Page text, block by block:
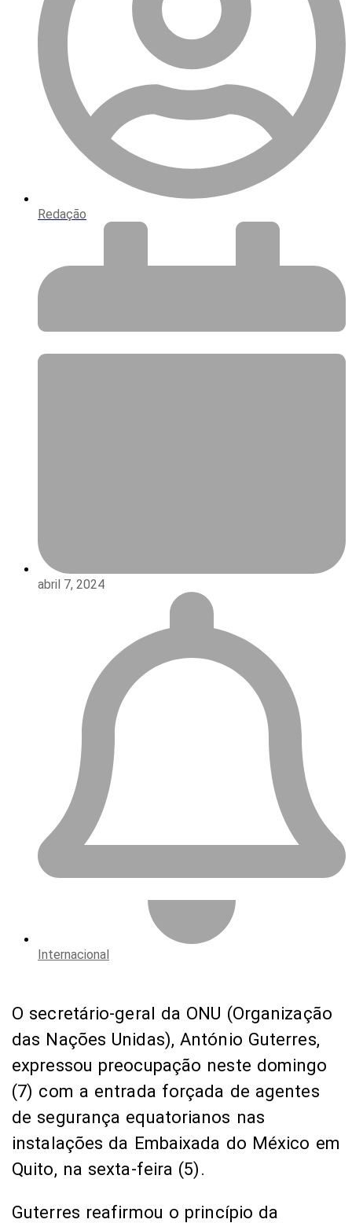
Redação
abril 7, 2024
Internacional
O secretário-geral da ONU (Organização
das Nações Unidas), António Guterres,
expressou preocupação neste domingo
(7) com a entrada forçada de agentes
de segurança equatorianos nas
instalações da Embaixada do México em
Quito, na sexta-feira (5).
Guterres reafirmou o princípio da